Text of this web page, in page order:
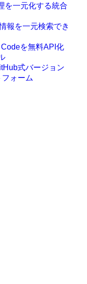
を一元化する統合
報を一元検索でき
を無料API化
式バージョン
ォーム